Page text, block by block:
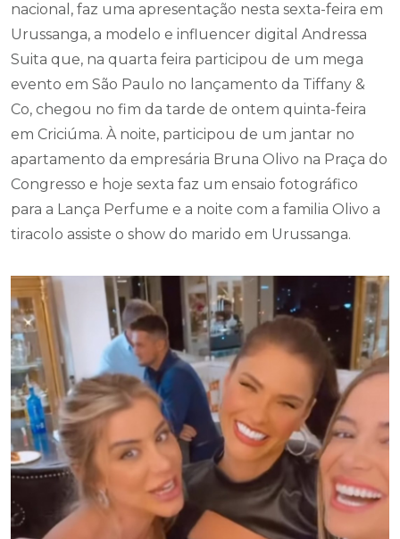
nacional, faz uma apresentação nesta sexta-feira em
Urussanga, a modelo e influencer digital Andressa
Suita que, na quarta feira participou de um mega
evento em São Paulo no lançamento da Tiffany &
Co, chegou no fim da tarde de ontem quinta-feira
em Criciúma. À noite, participou de um jantar no
apartamento da empresária Bruna Olivo na Praça do
Congresso e hoje sexta faz um ensaio fotográfico
para a Lança Perfume e a noite com a familia Olivo a
tiracolo assiste o show do marido em Urussanga.